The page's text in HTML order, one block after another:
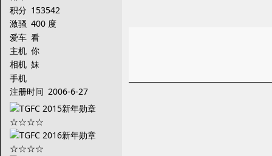
积分 153542
激骚 400 度
爱车 看
主机 你
相机 妹
手机
注册时间 2006-6-27